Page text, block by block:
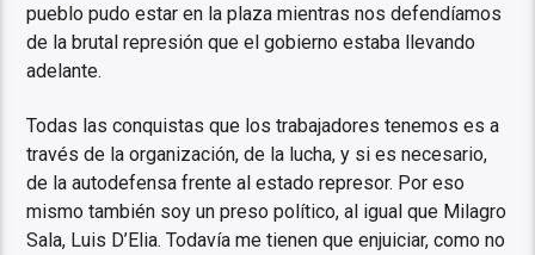
pueblo pudo estar en la plaza mientras nos defendíamos
de la brutal represión que el gobierno estaba llevando
adelante.
Todas las conquistas que los trabajadores tenemos es a
través de la organización, de la lucha, y si es necesario,
de la autodefensa frente al estado represor. Por eso
mismo también soy un preso político, al igual que Milagro
Sala, Luis D’Elia. Todavía me tienen que enjuiciar, como no